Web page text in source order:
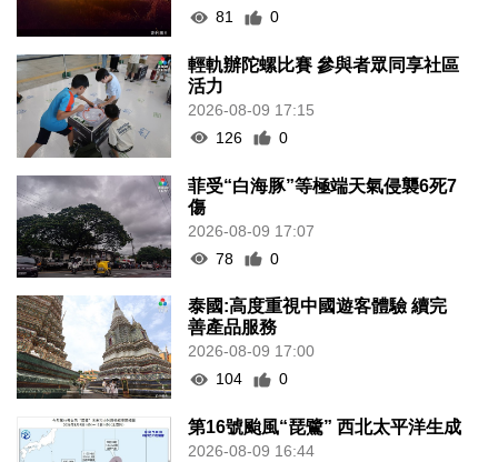
81
0
輕軌辦陀螺比賽 參與者眾同享社區
活力
2026-08-09 17:15
126
0
菲受“白海豚”等極端天氣侵襲6死7
傷
2026-08-09 17:07
78
0
泰國:高度重視中國遊客體驗 續完
善產品服務
2026-08-09 17:00
104
0
第16號颱風“琵鷺” 西北太平洋生成
2026-08-09 16:44